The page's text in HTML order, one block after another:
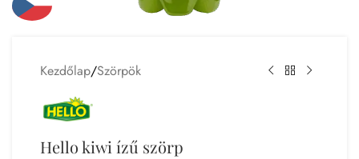
Kezdőlap/Szörpök
Hello kiwi ízű szörp